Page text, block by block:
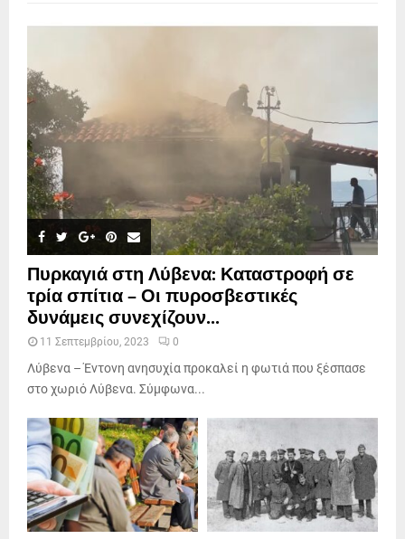
Πυρκαγιά στη Λύβενα: Καταστροφή σε
τρία σπίτια – Οι πυροσβεστικές
δυνάμεις συνεχίζουν...
11 Σεπτεμβρίου, 2023 0
Λύβενα – Έντονη ανησυχία προκαλεί η φωτιά που ξέσπασε
στο χωριό Λύβενα. Σύμφωνα...